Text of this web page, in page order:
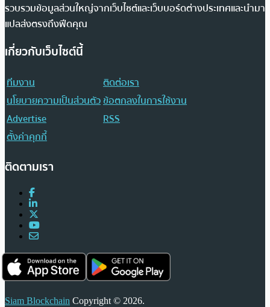
รวบรวมข้อมูลส่วนใหญ่จากเว็บไซต์และเว็บบอร์ดต่างประเทศและนำมา
แปลส่งตรงถึงฟีดคุณ
เกี่ยวกับเว็บไซต์นี้
ทีมงาน
ติดต่อเรา
นโยบายความเป็นส่วนตัวข้อตกลงในการใช้งาน
Advertise
RSS
ตั้งค่าคุกกี้
ติดตามเรา
Siam Blockchain Copyright © 2026.